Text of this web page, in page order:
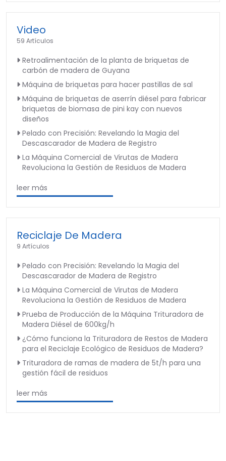
Video
59 Artículos
Retroalimentación de la planta de briquetas de
carbón de madera de Guyana
Máquina de briquetas para hacer pastillas de sal
Máquina de briquetas de aserrín diésel para fabricar
briquetas de biomasa de pini kay con nuevos
diseños
Pelado con Precisión: Revelando la Magia del
Descascarador de Madera de Registro
La Máquina Comercial de Virutas de Madera
Revoluciona la Gestión de Residuos de Madera
leer más
Reciclaje De Madera
9 Artículos
Pelado con Precisión: Revelando la Magia del
Descascarador de Madera de Registro
La Máquina Comercial de Virutas de Madera
Revoluciona la Gestión de Residuos de Madera
Prueba de Producción de la Máquina Trituradora de
Madera Diésel de 600kg/h
¿Cómo funciona la Trituradora de Restos de Madera
para el Reciclaje Ecológico de Residuos de Madera?
Trituradora de ramas de madera de 5t/h para una
gestión fácil de residuos
leer más